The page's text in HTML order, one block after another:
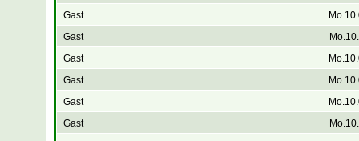
Gast
Gast
Gast
Gast
Gast
Gast